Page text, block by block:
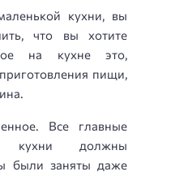
кухни, вы
что вы хотите
на кухне это,
пищи,
Все главные
кухни должны
были заняты даже